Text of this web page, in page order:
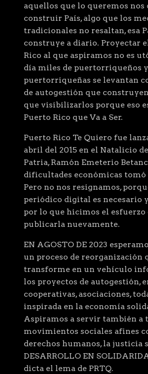
aquellos que lo queremos nos
construir País, algo que los
tradicionales no resaltan, esa
construye a diario. Proyectar
Rico al que aspiramos no es
día miles de puertorriqueños y
puertorriqueñas se levantan
de autogestión que
que visibilizarlos porque eso
Puerto Rico que Va a Ser.
Puerto Rico Te Quiero fue
abril del 2015 en el Natalicio
Patria, Ramón Emeterio
dificultades económicas tomó
Pero no nos resignamos,
periódico digital es necesario
por lo que hicimos el esfuerzo
publicarla nuevamente.
EN AGOSTO DE 2023
un proceso de reorganización
transforme en un vehículo
los proyectos de autogestión,
cooperativas, asociaciones,
inspirada en la economía
Aspiramos a servir también a
movimientos sociales afines
derechos humanos, la justicia
DESARROLLO EN
dicta el lema de PRTQ.